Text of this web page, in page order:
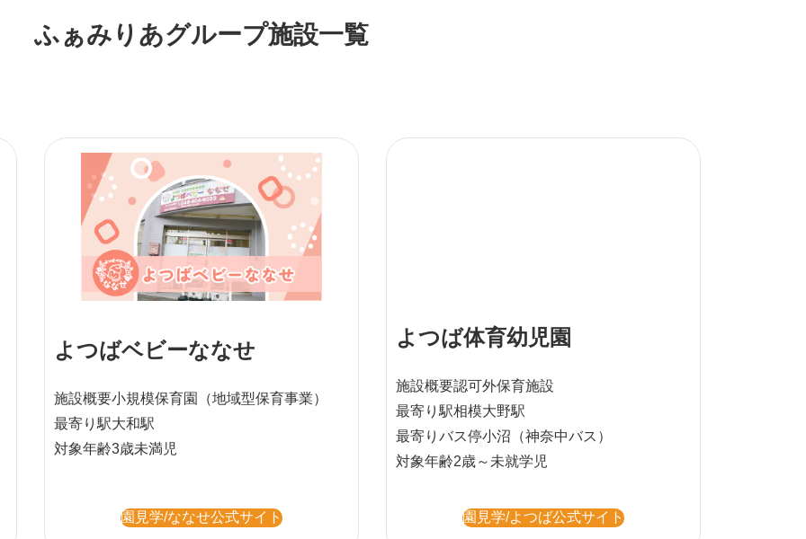
ふぁみりあグループ施設一覧
よつばベビーななせ
施設概要小規模保育園
（地域型保育事業）
最寄り駅大和駅
対象年齢3歳未満児
園見学/ななせ公式サイト
よつば体育幼児園
認可外保育施設
最寄り駅
相模大野駅
最寄りバス停
小沼（神奈中バス）
園見学/よつば公式サイト